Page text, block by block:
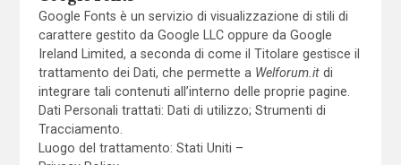
Google Fonts è un servizio di visualizzazione di stili di
carattere gestito da Google LLC oppure da Google
Ireland Limited, a seconda di come il Titolare gestisce il
trattamento dei Dati, che permette a Welforum.itdi
integrare tali contenuti all’interno delle proprie pagine.
Dati Personali trattati: Dati di utilizzo; Strumenti di
Tracciamento.
Luogo del trattamento: Stati Uniti –